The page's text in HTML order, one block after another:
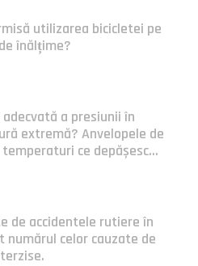
utilizarea bicicletei pe
înălțime?
a presiunii în
extremă? Anvelopele de
ce depășesc...
de accidentele rutiere în
celor cauzate de